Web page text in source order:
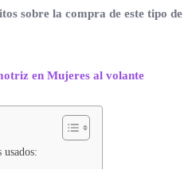
sobre la compra de este tipo de
en Mujeres al volante